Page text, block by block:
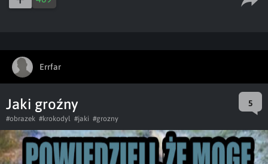
Errfar
Jaki groźny 5
#obrazek #krokodyl #jaki #grozny